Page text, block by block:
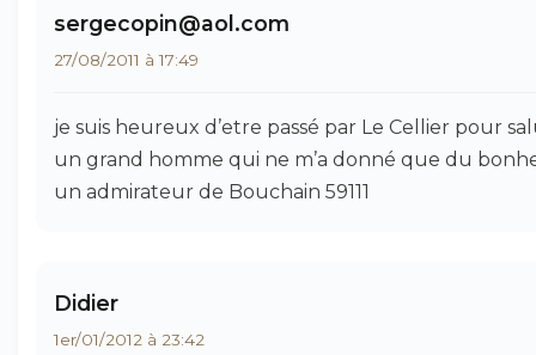
sergecopin@aol.com
27/08/2011 à 17:49
je suis heureux d’etre passé par Le Cellier pour
un grand homme qui ne m’a donné que du
un admirateur de Bouchain 59111
Didier
1er/01/2012 à 23:42